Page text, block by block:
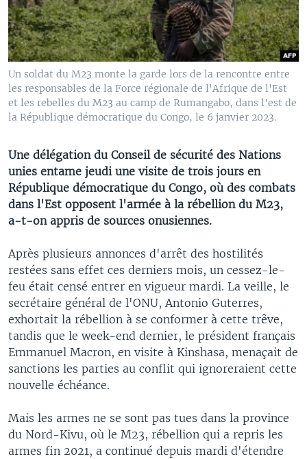
Un soldat du M23 monte la garde lors de la rencontre entre
les responsables de la Force régionale de l'Afrique de l'Est
et les rebelles du M23 au camp de Rumangabo, dans l'est de
la République démocratique du Congo, le 6 janvier 2023.
Une délégation du Conseil de sécurité des Nations
unies entame jeudi une visite de trois jours en
République démocratique du Congo, où des combats
dans l'Est opposent l'armée à la rébellion du M23,
a-t-on appris de sources onusiennes.
Après plusieurs annonces d'arrêt des hostilités
restées sans effet ces derniers mois, un cessez-le-
feu était censé entrer en vigueur mardi. La veille, le
secrétaire général de l'ONU, Antonio Guterres,
exhortait la rébellion à se conformer à cette trêve,
tandis que le week-end dernier, le président français
Emmanuel Macron, en visite à Kinshasa, menaçait de
sanctions les parties au conflit qui ignoreraient cette
nouvelle échéance.
Mais les armes ne se sont pas tues dans la province
du Nord-Kivu, où le M23, rébellion qui a repris les
armes fin 2021, a continué depuis mardi d'étendre